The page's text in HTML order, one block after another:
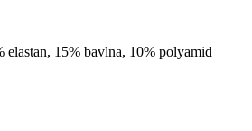
elastan, 15% bavlna, 10% polyamid